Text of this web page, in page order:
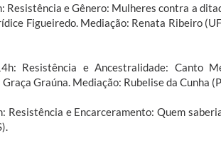
Resistência e Gênero: Mulheres contra a
Figueiredo. Mediação: Renata Ribeiro
Resistência e Ancestralidade: Canto
Graúna. Mediação: Rubelise da Cunha
Resistência e Encarceramento: Quem